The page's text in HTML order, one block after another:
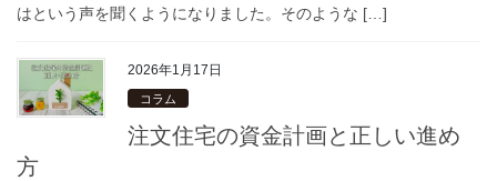
はという声を聞くようになりました。そのような […]
2026年1月17日
コラム
注文住宅の資金計画と正しい進め
方